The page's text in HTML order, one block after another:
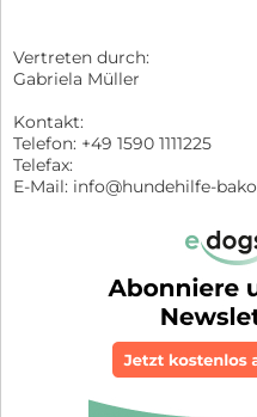
Vertreten durch:
Gabriela Müller
Kontakt:
Telefon: +49 1590 1111225
Telefax:
E-Mail: info@hundehilfe-